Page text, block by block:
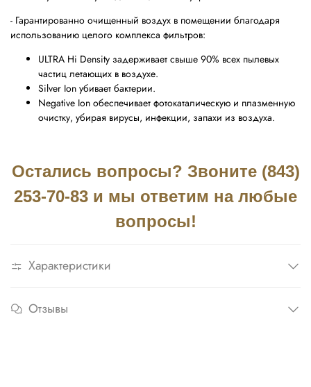
- Гарантированно очищенный воздух в помещении благодаря
использованию целого комплекса фильтров:
ULTRA Hi Density задерживает свыше 90% всех пылевых
частиц летающих в воздухе.
Silver Ion убивает бактерии.
Negative Ion обеспечивает фотокаталическую и плазменную
очистку, убирая вирусы, инфекции, запахи из воздуха.
Остались вопросы? Звоните (843)
253-70-83 и мы ответим на любые
вопросы!
Характеристики
Отзывы